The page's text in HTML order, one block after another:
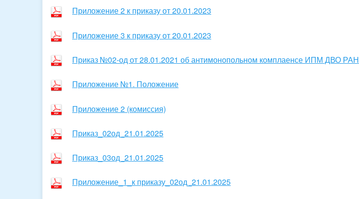
Приложение 2 к приказу от 20.01.2023
Приложение 3 к приказу от 20.01.2023
Приказ №02-од от 28.01.2021 об антимонопольном комплаенсе ИПМ ДВО РАН
Приложение №1. Положение
Приложение 2 (комиссия)
Приказ_02од_21.01.2025
Приказ_03од_21.01.2025
Приложение_1_к приказу_02од_21.01.2025